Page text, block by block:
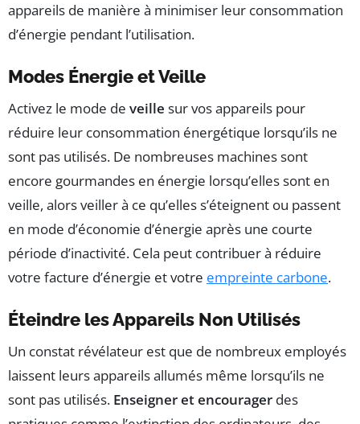
appareils de manière à minimiser leur consommation
d’énergie pendant l’utilisation.
Modes Énergie et Veille
Activez le mode de veille sur vos appareils pour
réduire leur consommation énergétique lorsqu’ils ne
sont pas utilisés. De nombreuses machines sont
encore gourmandes en énergie lorsqu’elles sont en
veille, alors veiller à ce qu’elles s’éteignent ou passent
en mode d’économie d’énergie après une courte
période d’inactivité. Cela peut contribuer à réduire
votre facture d’énergie et votre empreinte carbone.
Éteindre les Appareils Non Utilisés
Un constat révélateur est que de nombreux employés
laissent leurs appareils allumés même lorsqu’ils ne
sont pas utilisés. Enseigner et encourager des